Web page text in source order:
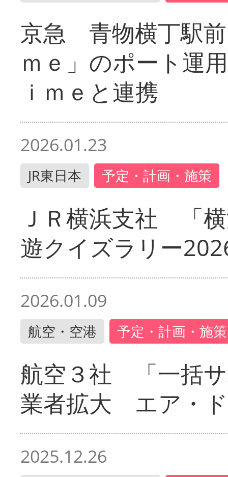
京急 青物横丁駅
ｍｅ」のポート運
ｉｍｅと連携
2026.01.23
JR東日本 予定・計画・施策
ＪＲ横浜支社 「
遊クイズラリー
2026.01.09
航空・空港 予定・計画・施策
航空３社 「一括
業者拡大 エア・
2025.12.26